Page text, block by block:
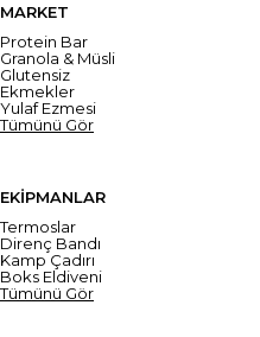
MARKET
Protein Bar
Granola & Müsli
Glutensiz
Ekmekler
Yulaf Ezmesi
Tümünü Gör
EKİPMANLAR
Termoslar
Direnç Bandı
Kamp Çadırı
Boks Eldiveni
Tümünü Gör